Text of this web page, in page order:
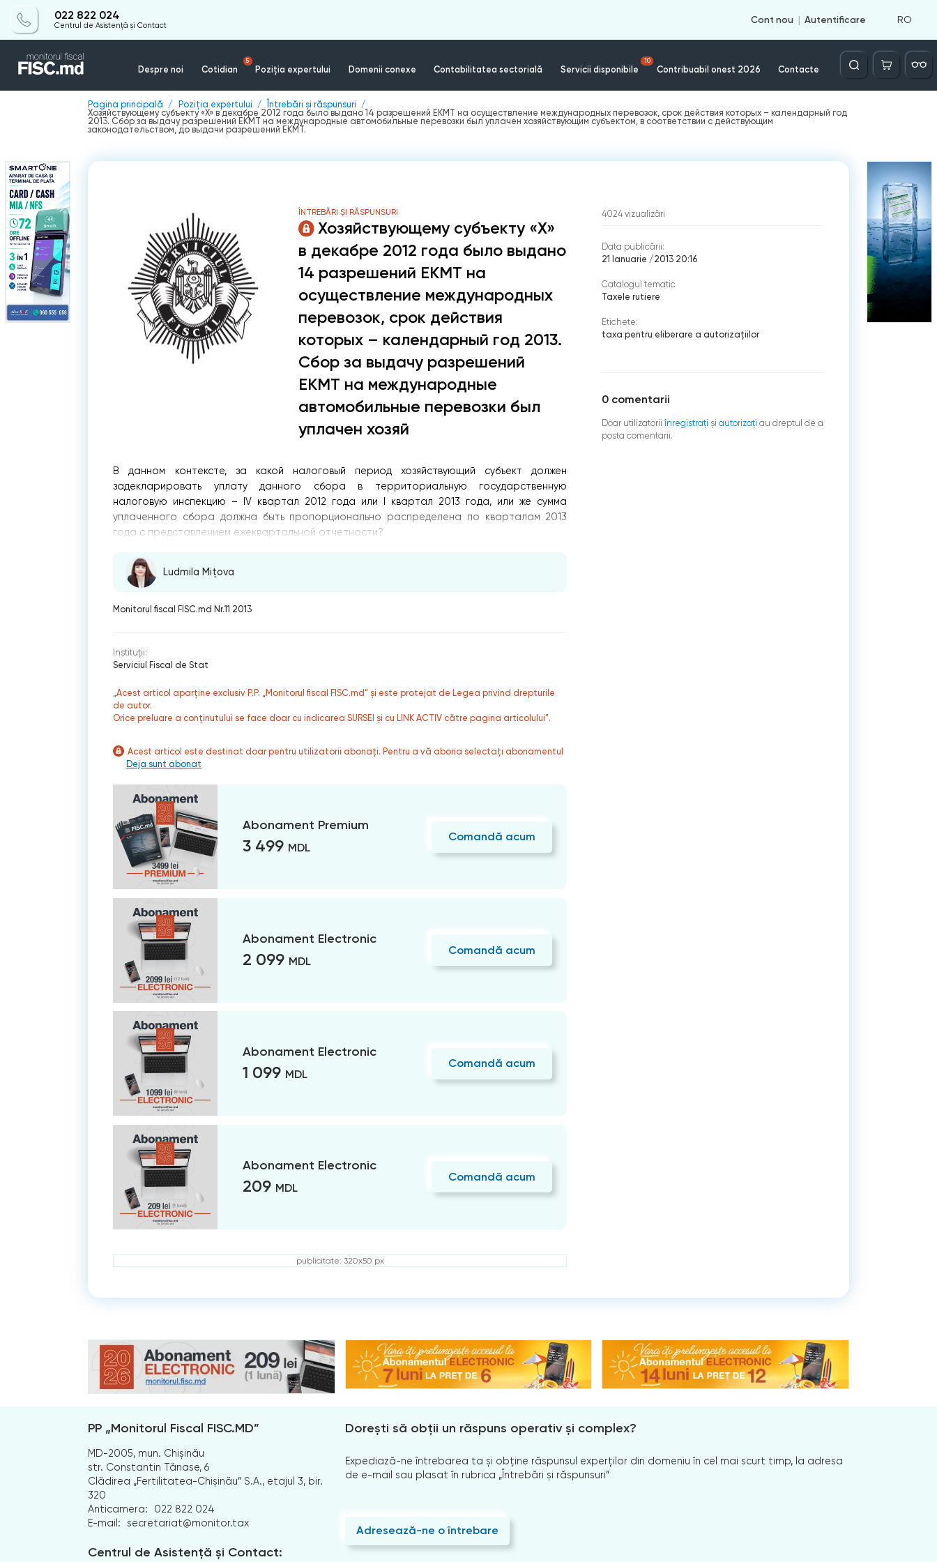
022 822 024
Centrul de Asistență și Contact
Cont nou Autentificare RO
Despre noi Cotidian
5
Poziția expertului Domenii conexe Contabilitatea sectorială Servicii disponibile
10
Contribuabil onest 2026 Contacte
Căutare
Pagina principală Poziția expertului
Întrebări și răspunsuri
Хозяйствующему субъекту «X» в декабре 2012 года было выдано 14 разрешений ЕКМТ на осуществление международных перевозок, срок действия которых – календарный год
2013. Сбор за выдачу разрешений ЕКМТ на международные автомобильные перевозки был уплачен хозяйствующим субъектом, в соответствии с действующим
законодательством, до выдачи разрешений ЕКМТ.
ÎNTREBĂRI ȘI RĂSPUNSURI
Хозяйствующему субъекту «X»
в декабре 2012 года было выдано
14 разрешений ЕКМТ на
осуществление международных
перевозок, срок действия
которых – календарный год 2013.
Сбор за выдачу разрешений
ЕКМТ на международные
автомобильные перевозки был
уплачен хозяй
В данном контексте, за какой налоговый период хозяйствующий субъект должен
задекларировать уплату данного сбора в территориальную государственную
налоговую инспекцию – IV квартал 2012 года или I квартал 2013 года, или же сумма
уплаченного сбора должна быть пропорционально распределена по кварталам 2013
года с представлением ежеквартальной отчетности?
Ludmila Mițova
Monitorul fiscal FISC.md Nr.11 2013
Instituții:
Serviciul Fiscal de Stat
„Acest articol aparține exclusiv P.P. „Monitorul fiscal FISC.md” și este protejat de Legea privind drepturile
de autor.
Orice preluare a conținutului se face doar cu indicarea SURSEI și cu LINK ACTIV către pagina articolului”.
Acest articol este destinat doar pentru utilizatorii abonați. Pentru a vă abona selectați abonamentul
Deja sunt abonat
Abonament Premium
3 499 MDL
Comandă acum
Abonament Electronic
2 099 MDL
Comandă acum
Abonament Electronic
1 099 MDL
Comandă acum
Abonament Electronic
209 MDL
Comandă acum
publicitate: 320x50 px
4024 vizualizări
Data publicării:
21 Ianuarie /2013 20:16
Catalogul tematic
Taxele rutiere
Etichete:
taxa pentru eliberare a autorizaţiilor
0 comentarii
Doar utilizatorii înregistraţi şi autorizați au dreptul de a
posta comentarii.
PP „Monitorul Fiscal FISC.MD”
MD-2005, mun. Chișinău
str. Constantin Tănase, 6
Clădirea „Fertilitatea-Chișinău” S.A., etajul 3, bir.
320
Anticamera:
022 822 024
E-mail:
secretariat@monitor.tax
Centrul de Asistență și Contact:
Dorești să obții un răspuns operativ și complex?
Expediază-ne întrebarea ta și obține răspunsul experților din domeniu în cel mai scurt timp, la adresa
de e-mail sau plasat în rubrica „Întrebări și răspunsuri”
Adresează-ne o întrebare